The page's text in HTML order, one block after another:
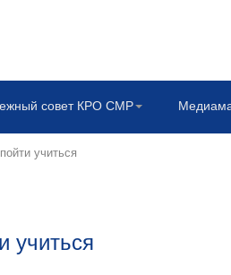
совет КРО СМР
учиться
учиться